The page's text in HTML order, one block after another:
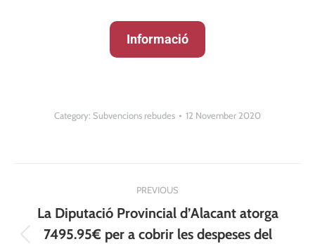
Informació
Category: Subvencions rebudes 12 November 2020
navigation
PREVIOUS
La Diputació Provincial d’Alacant atorga
7495.95€ per a cobrir les despeses del